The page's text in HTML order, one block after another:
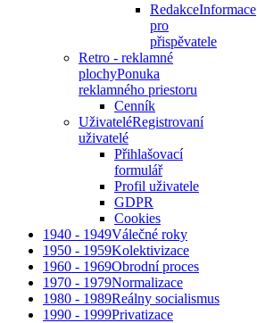
RedakceInformace
pro
přispěvatele
Retro - reklamné
plochyPonuka
reklamného priestoru
Cenník
UživateléRegistrovaní
uživatelé
Přihlašovací
formulář
Profil uživatele
GDPR
Cookies
1940 - 1949Válečné roky
1950 - 1959Kolektivizace
1960 - 1969Obrodní proces
1970 - 1979Normalizace
1980 - 1989Reálny socialismus
1990 - 1999Privatizace